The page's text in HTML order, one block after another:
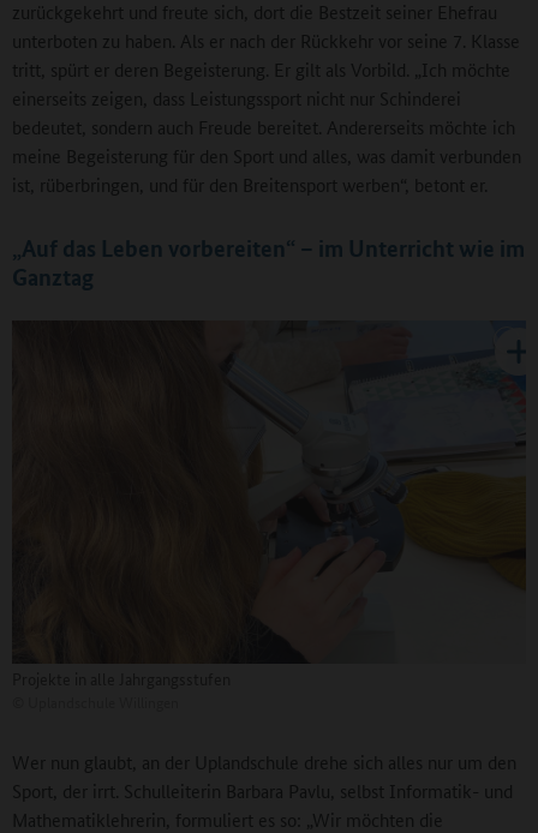
zurückgekehrt und freute sich, dort die Bestzeit seiner Ehefrau
unterboten zu haben. Als er nach der Rückkehr vor seine 7. Klasse
tritt, spürt er deren Begeisterung. Er gilt als Vorbild. „Ich möchte
einerseits zeigen, dass Leistungssport nicht nur Schinderei
bedeutet, sondern auch Freude bereitet. Andererseits möchte ich
meine Begeisterung für den Sport und alles, was damit verbunden
ist, rüberbringen, und für den Breitensport werben“, betont er.
„Auf das Leben vorbereiten“ – im Unterricht wie im
Ganztag
Wer nun glaubt, an der Uplandschule drehe sich alles nur um den
Sport, der irrt. Schulleiterin Barbara Pavlu, selbst Informatik- und
Mathematiklehrerin, formuliert es so: „Wir möchten die